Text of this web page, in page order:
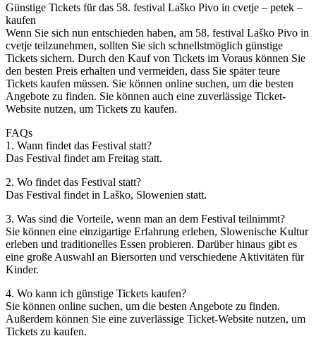
Günstige Tickets für das 58. festival Laško Pivo in cvetje – petek –
kaufen
Wenn Sie sich nun entschieden haben, am 58. festival Laško Pivo in
cvetje teilzunehmen, sollten Sie sich schnellstmöglich günstige
Tickets sichern. Durch den Kauf von Tickets im Voraus können Sie
den besten Preis erhalten und vermeiden, dass Sie später teure
Tickets kaufen müssen. Sie können online suchen, um die besten
Angebote zu finden. Sie können auch eine zuverlässige Ticket-
Website nutzen, um Tickets zu kaufen.
FAQs
1. Wann findet das Festival statt?
Das Festival findet am Freitag statt.
2. Wo findet das Festival statt?
Das Festival findet in Laško, Slowenien statt.
3. Was sind die Vorteile, wenn man an dem Festival teilnimmt?
Sie können eine einzigartige Erfahrung erleben, Slowenische Kultur
erleben und traditionelles Essen probieren. Darüber hinaus gibt es
eine große Auswahl an Biersorten und verschiedene Aktivitäten für
Kinder.
4. Wo kann ich günstige Tickets kaufen?
Sie können online suchen, um die besten Angebote zu finden.
Außerdem können Sie eine zuverlässige Ticket-Website nutzen, um
Tickets zu kaufen.